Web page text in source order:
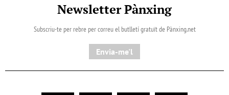
Newsletter Pànxing
Subscriu-te per rebre per correu el butlletí gratuït de Pànxing.net​
Envia-me'l